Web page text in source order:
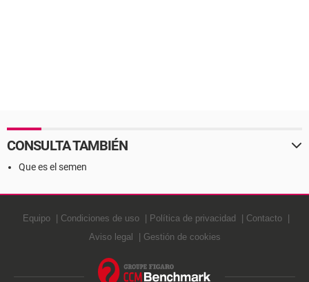
CONSULTA TAMBIÉN
Que es el semen
Equipo Condiciones de uso Política de privacidad
Contacto
Aviso legal
Gestión de cookies